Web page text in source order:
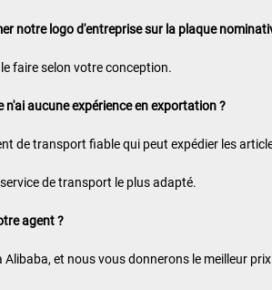
notre logo d'entreprise sur la plaque
faire selon votre conception.
n'ai aucune expérience en exportation ?
de transport fiable qui peut expédier les
de transport le plus adapté.
agent ?
Alibaba, et nous vous donnerons le meilleur